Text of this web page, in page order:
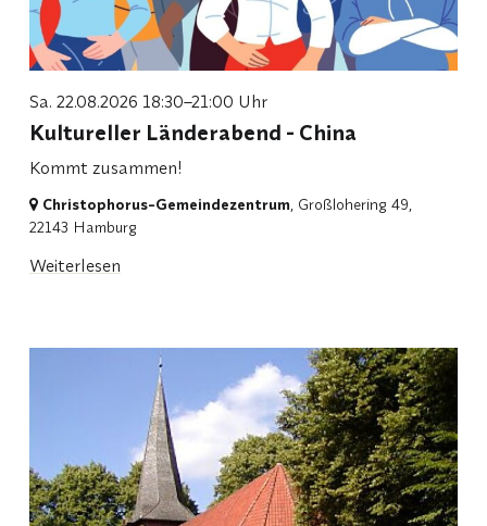
Sa. 22.08.2026 18:30–21:00 Uhr
Kultureller Länderabend - China
Kommt zusammen!
Christophorus-Gemeindezentrum, Großlohering 49,
22143 Hamburg
Weiterlesen